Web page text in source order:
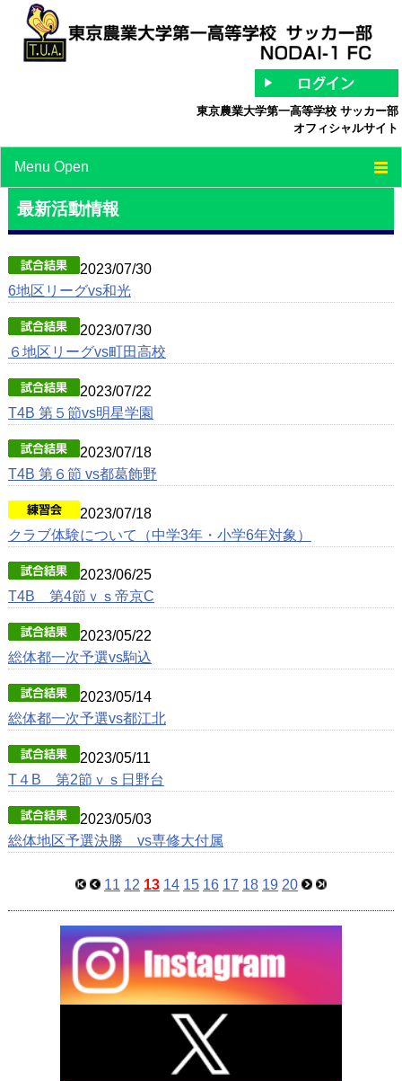
東京農業大学第一高等学校 サッカー部
オフィシャルサイト
Menu Open
TOP
スケジュール
スタッフ/選手紹介
中等部
戦歴/卒業後の進路
最新活動情報
2023/07/30
6地区リーグvs和光
2023/07/30
６地区リーグvs町田高校
2023/07/22
T4B 第５節vs明星学園
2023/07/18
T4B 第６節 vs都葛飾野
2023/07/18
クラブ体験について（中学3年・小学6年対象）
2023/06/25
T4B 第4節ｖｓ帝京C
2023/05/22
総体都一次予選vs駒込
2023/05/14
総体都一次予選vs都江北
2023/05/11
T４B 第2節ｖｓ日野台
2023/05/03
総体地区予選決勝 vs専修大付属
11 12 13 14 15 16 17 18 19 20